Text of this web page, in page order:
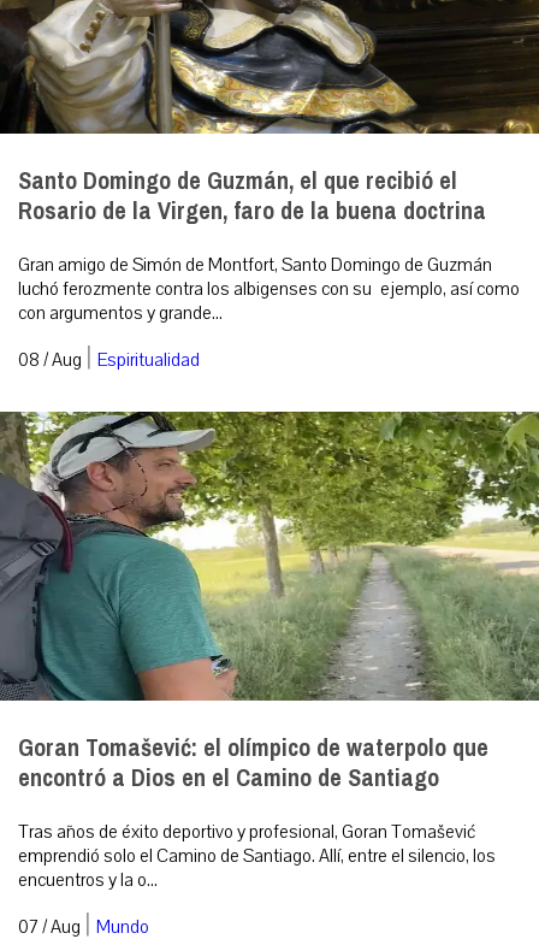
Santo Domingo de Guzmán, el que recibió el
Rosario de la Virgen, faro de la buena doctrina
Gran amigo de Simón de Montfort, Santo Domingo de Guzmán
luchó ferozmente contra los albigenses con su ejemplo, así como
con argumentos y grande...
08 / Aug | Espiritualidad
Goran Tomašević: el olímpico de waterpolo que
encontró a Dios en el Camino de Santiago
Tras años de éxito deportivo y profesional, Goran Tomašević
emprendió solo el Camino de Santiago. Allí, entre el silencio, los
encuentros y la o...
07 / Aug | Mundo